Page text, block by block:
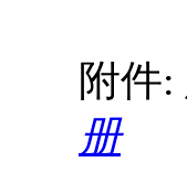
附件:
册